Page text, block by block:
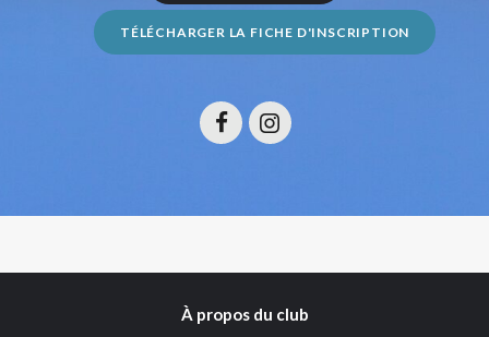
TÉLÉCHARGER LA FICHE D'INSCRIPTION
À propos du club